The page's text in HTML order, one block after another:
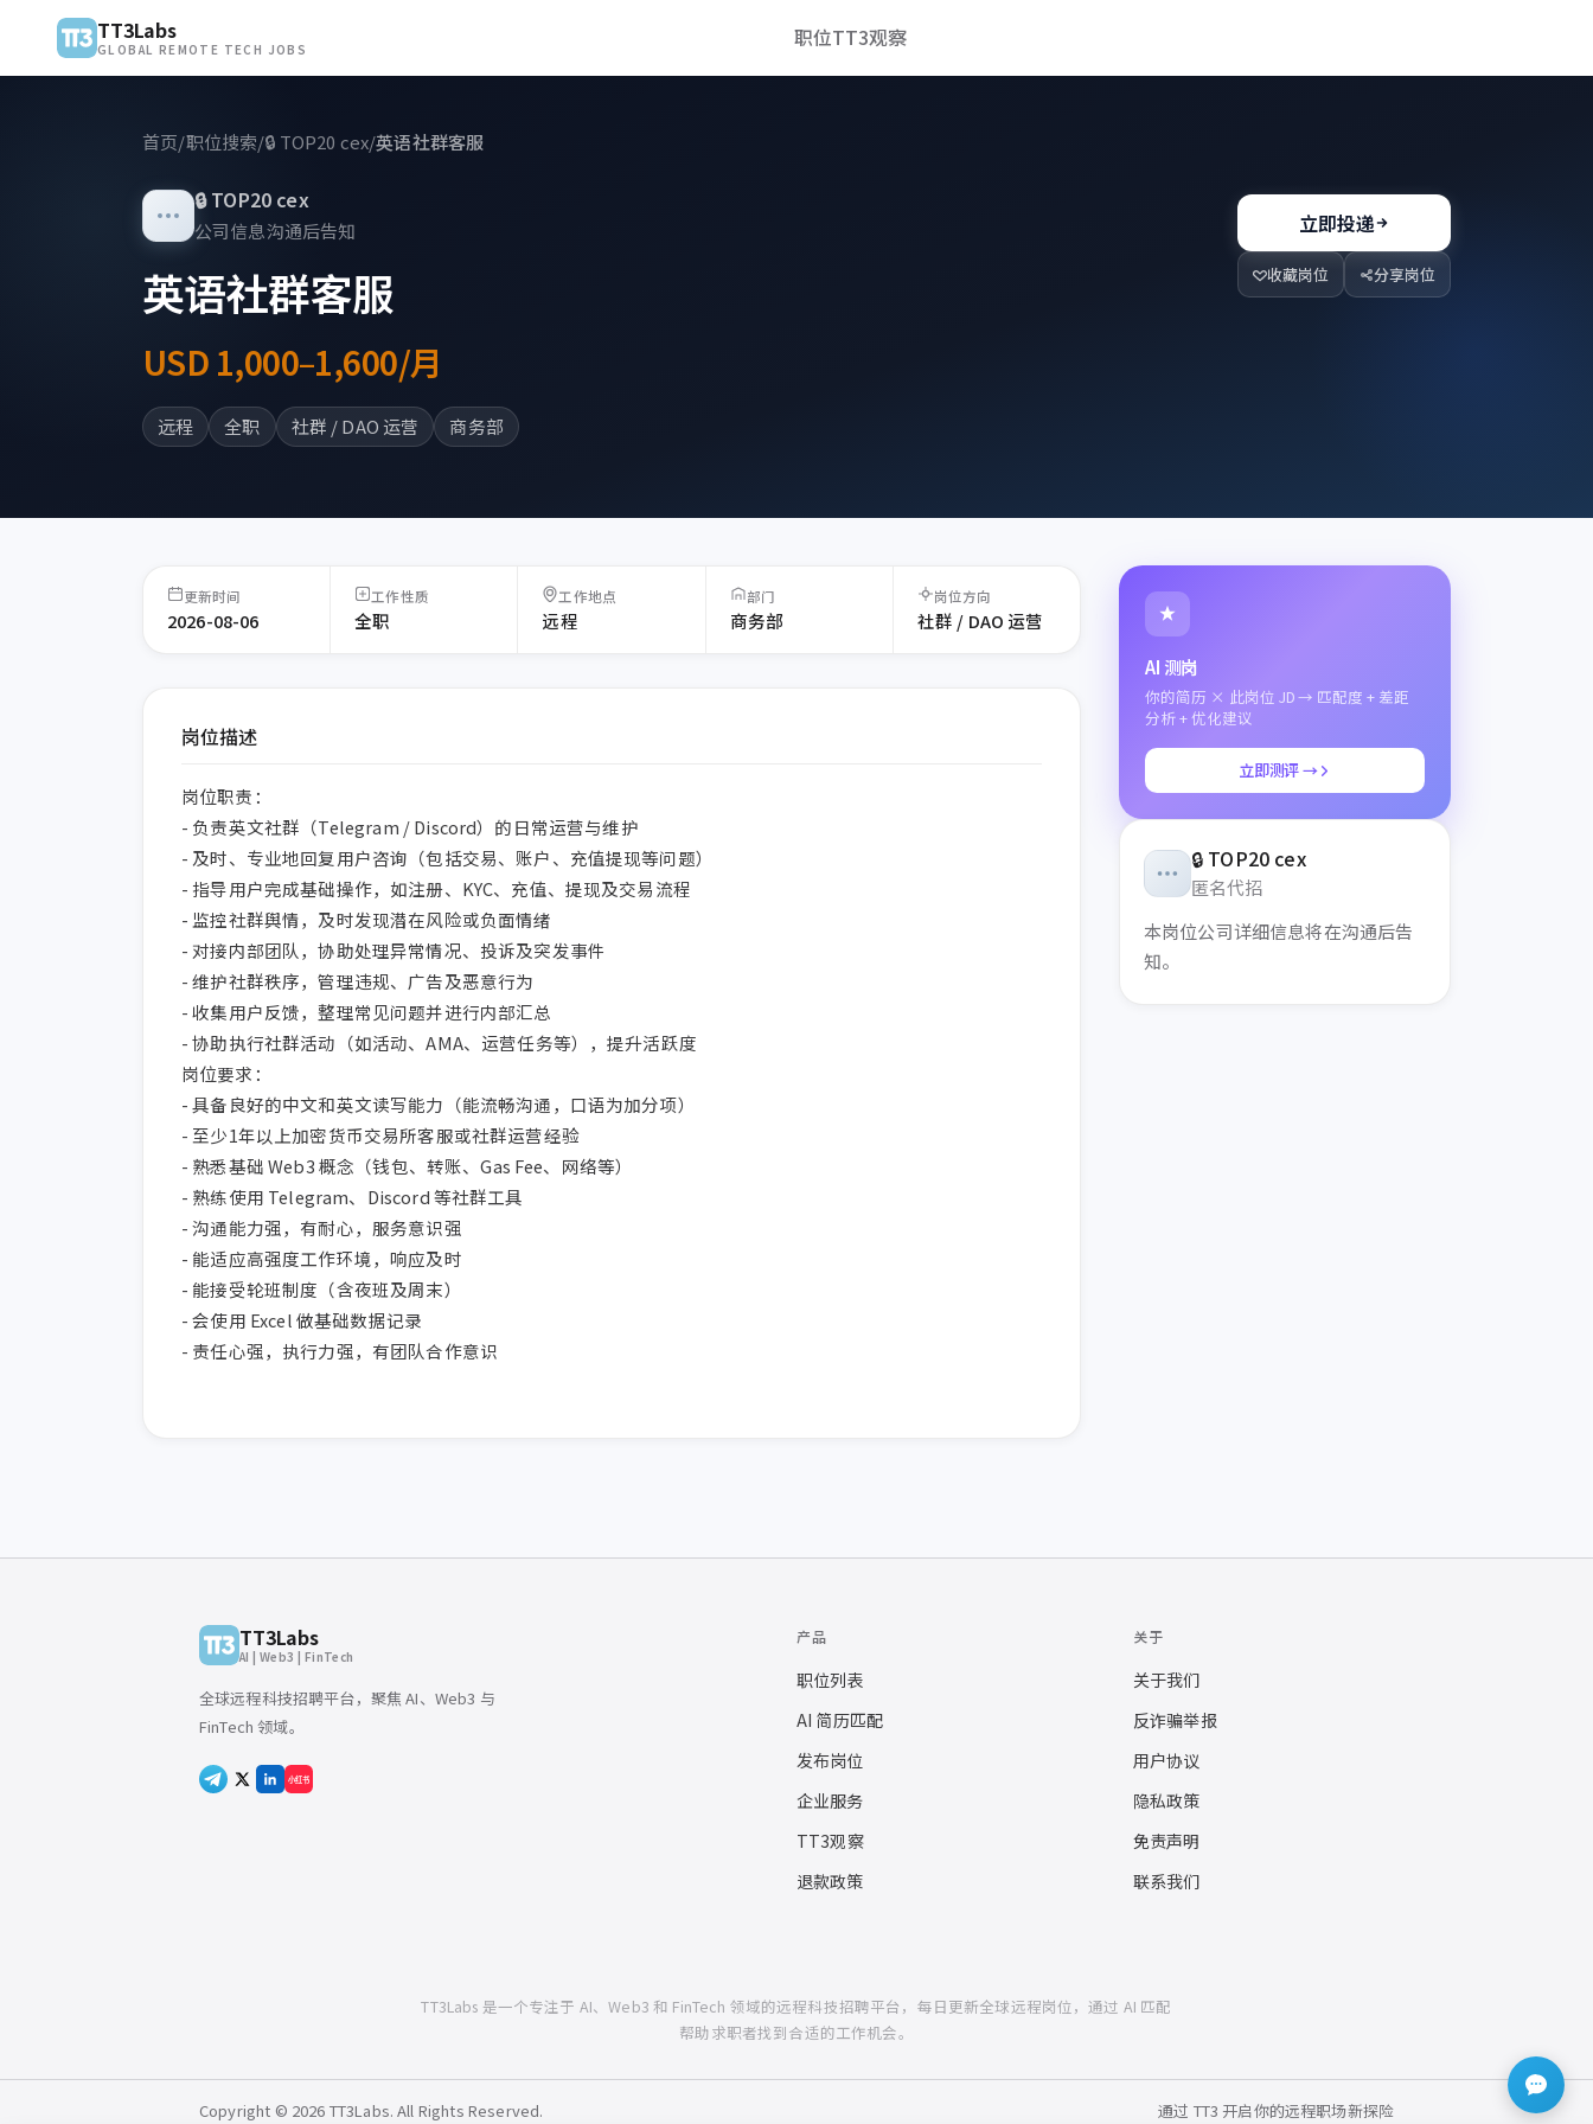
TT3Labs
GLOBAL REMOTE TECH JOBS 职位TT3观察
首页/职位搜索/🔒 TOP20 cex/英语社群客服
🔒TOP20 cex
公司信息沟通后告知
英语社群客服
USD 1,000–1,600/月
远程 全职 社群 / DAO 运营 商务部
立即投递
收藏岗位 分享岗位
更新时间
2026-08-06
工作性质
全职
工作地点
远程
部门
商务部
岗位方向
社群 / DAO 运营
岗位描述
岗位职责：
- 负责英文社群（Telegram / Discord）的日常运营与维护
- 及时、专业地回复用户咨询（包括交易、账户、充值提现等问题）
- 指导用户完成基础操作，如注册、KYC、充值、提现及交易流程
- 监控社群舆情，及时发现潜在风险或负面情绪
- 对接内部团队，协助处理异常情况、投诉及突发事件
- 维护社群秩序，管理违规、广告及恶意行为
- 收集用户反馈，整理常见问题并进行内部汇总
- 协助执行社群活动（如活动、AMA、运营任务等），提升活跃度
岗位要求：
- 具备良好的中文和英文读写能力（能流畅沟通，口语为加分项）
- 至少1年以上加密货币交易所客服或社群运营经验
- 熟悉基础 Web3 概念（钱包、转账、Gas Fee、网络等）
- 熟练使用 Telegram、Discord 等社群工具
- 沟通能力强，有耐心，服务意识强
- 能适应高强度工作环境，响应及时
- 能接受轮班制度（含夜班及周末）
- 会使用 Excel 做基础数据记录
- 责任心强，执行力强，有团队合作意识
AI 测岗
你的简历 × 此岗位 JD → 匹配度 + 差距
分析 + 优化建议
立即测评 →
🔒 TOP20 cex
匿名代招
本岗位公司详细信息将在沟通后告
知。
TT3Labs
AI | Web3 | FinTech
全球远程科技招聘平台，聚焦 AI、Web3 与
FinTech 领域。
小红书
产品
职位列表
AI 简历匹配
发布岗位
企业服务
TT3观察
退款政策
关于
关于我们
反诈骗举报
用户协议
隐私政策
免责声明
联系我们
TT3Labs 是一个专注于 AI、Web3 和 FinTech 领域的远程科技招聘平台，每日更新全球远程岗位，通过 AI 匹配
帮助求职者找到合适的工作机会。
Copyright © 2026 TT3Labs. All Rights Reserved. 通过 TT3 开启你的远程职场新探险